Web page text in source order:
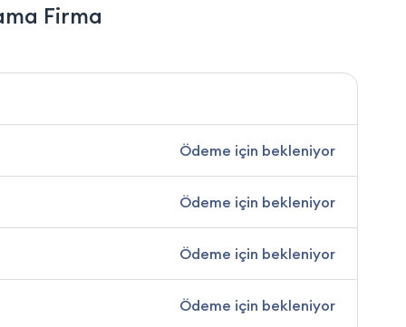
Firma
Ödeme için bekleniyor
Ödeme için bekleniyor
Ödeme için bekleniyor
Ödeme için bekleniyor